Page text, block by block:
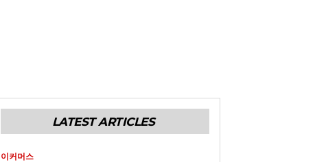
LATEST ARTICLES
이커머스